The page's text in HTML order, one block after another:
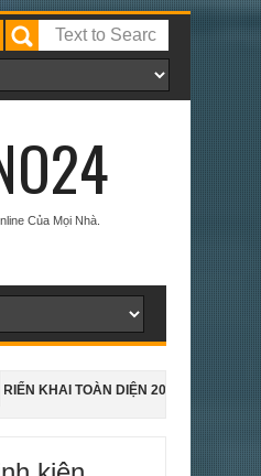
Của Mọi Nhà.
TOÀN DIỆN 2026